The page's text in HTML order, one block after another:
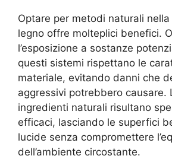
Optare per metodi naturali
legno offre molteplici benefici.
l’esposizione a sostanze
questi sistemi rispettano le
materiale, evitando danni che
aggressivi potrebbero causare.
ingredienti naturali risultano
efficaci, lasciando le superfici
lucide senza compromettere
dell’ambiente circostante.